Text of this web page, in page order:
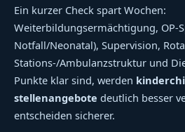
Ein kurzer Check spart Wochen:
Weiterbildungsermächtigung, OP-
Notfall/Neonatal), Supervision,
Stations-/Ambulanzstruktur und
Punkte klar sind, werden
stellenangebote deutlich besser
entscheiden sicherer.